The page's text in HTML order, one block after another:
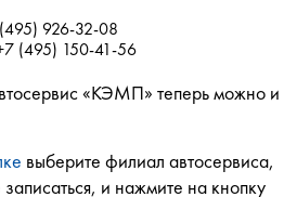
926-32-08
(495) 150-41-56
«КЭМП» теперь можно и
выберите филиал автосервиса,
и нажмите на кнопку